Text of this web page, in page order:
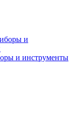
и инструменты